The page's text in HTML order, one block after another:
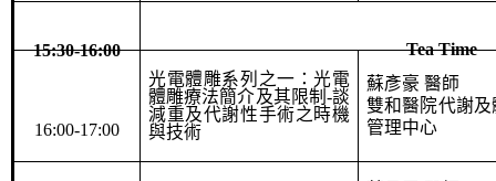
15:30-16:00 Tea Time
16:00-17:00
光電體雕系列之一：光電
體雕療法簡介及其限制 -談
減重及代謝性手術之時機
與技術
蘇彥豪 醫師
雙和醫院代謝及
管理中心